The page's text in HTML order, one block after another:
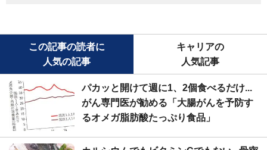
この記事の読者に
人気の記事
キャリアの
人気記事
パカッと開けて週に1、2個食べるだけ...
がん専門医が勧める「大腸がんを予防す
るオメガ脂肪酸たっぷり食品」